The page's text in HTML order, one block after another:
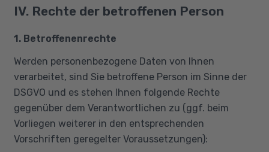
IV. Rechte der betroffenen Person
1. Betroffenenrechte
Werden personenbezogene Daten von Ihnen
verarbeitet, sind Sie betroffene Person im Sinne der
DSGVO und es stehen Ihnen folgende Rechte
gegenüber dem Verantwortlichen zu (ggf. beim
Vorliegen weiterer in den entsprechenden
Vorschriften geregelter Voraussetzungen):